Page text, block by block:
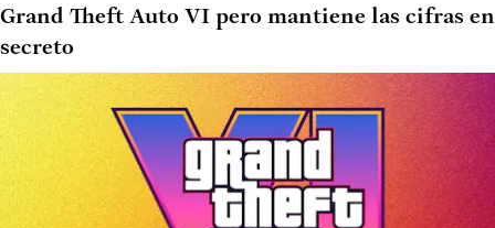
Grand Theft Auto VI pero mantiene las cifras en
secreto